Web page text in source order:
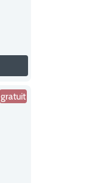
gratuit